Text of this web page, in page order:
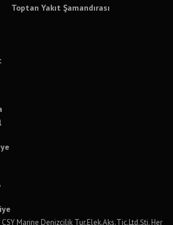
Toptan Yakıt Şamandırası
Marine Denizcilik Tur.Elek.Aks.Tic.Ltd.Şti. Her